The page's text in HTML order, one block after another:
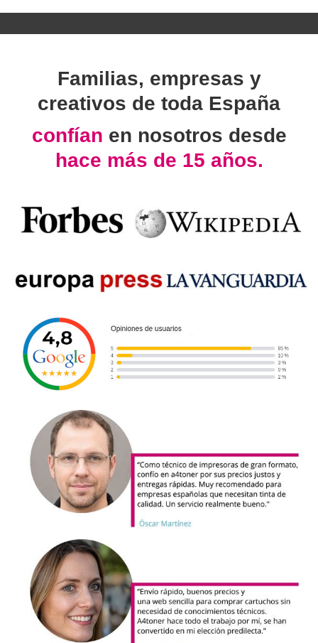
Familias, empresas y
creativos de toda España
confían en nosotros desde
hace más de 15 años.